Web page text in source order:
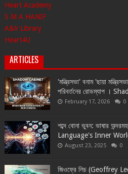
Heart Academy
S M A HANIF
A&V Library
Heart4U
ARTICLES
'মন্ত্রিসভা' বনাম 'ছায়া
পরিবর্তনের রোডম্যাপ ।
February 17, 2026 0
শব্দে বোনা ভুবন: ভাষার
Language's Inner
August 23, 2025 0
জিওফ্রে লিচ (Geoffrey